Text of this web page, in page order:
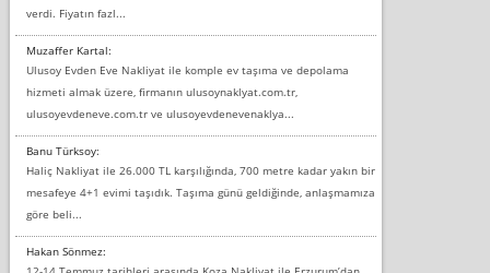
verdi. Fiyatın fazl...
Muzaffer Kartal:
Ulusoy Evden Eve Nakliyat ile komple ev taşıma ve depolama
hizmeti almak üzere, firmanın ulusoynaklyat.com.tr,
ulusoyevdeneve.com.tr ve ulusoyevdenevenaklya...
Banu Türksoy:
Haliç Nakliyat ile 26.000 TL karşılığında, 700 metre kadar yakın bir
mesafeye 4+1 evimi taşıdık. Taşıma günü geldiğinde, anlaşmamıza
göre beli...
Hakan Sönmez: